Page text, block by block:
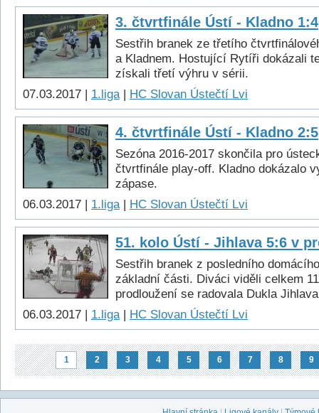
3. čtvrtfinále Ústí - Kladno 1:4
Sestřih branek ze třetího
a Kladnem. Hostující Rytíři dokázali
získali třetí výhru v sérii.
07.03.2017 | 1.liga| HC Slovan Ústečtí Lvi
4. čtvrtfinále Ústí - Kladno 2:5
Sezóna 2016-2017 skončila pro
čtvrtfinále play-off. Kladno dokázalo
zápase.
06.03.2017 | 1.liga| HC Slovan Ústečtí Lvi
51. kolo Ústí - Jihlava 5:6 v
Sestřih branek z posledního
základní části. Diváci viděli celkem
prodloužení se radovala Dukla
06.03.2017 | 1.liga| HC Slovan Ústečtí Lvi
1 2 3 4 5 6 7 8 9